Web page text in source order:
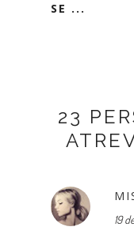
SE ...
23
19